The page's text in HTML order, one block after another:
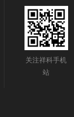
关注祥科手机
站